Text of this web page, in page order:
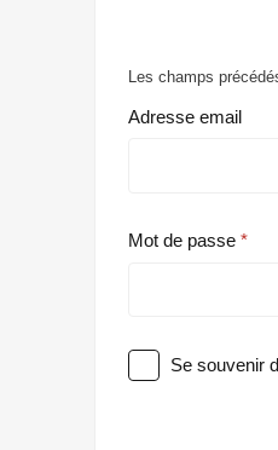
Les champs
Adresse email
Mot de passe
Se souvenir